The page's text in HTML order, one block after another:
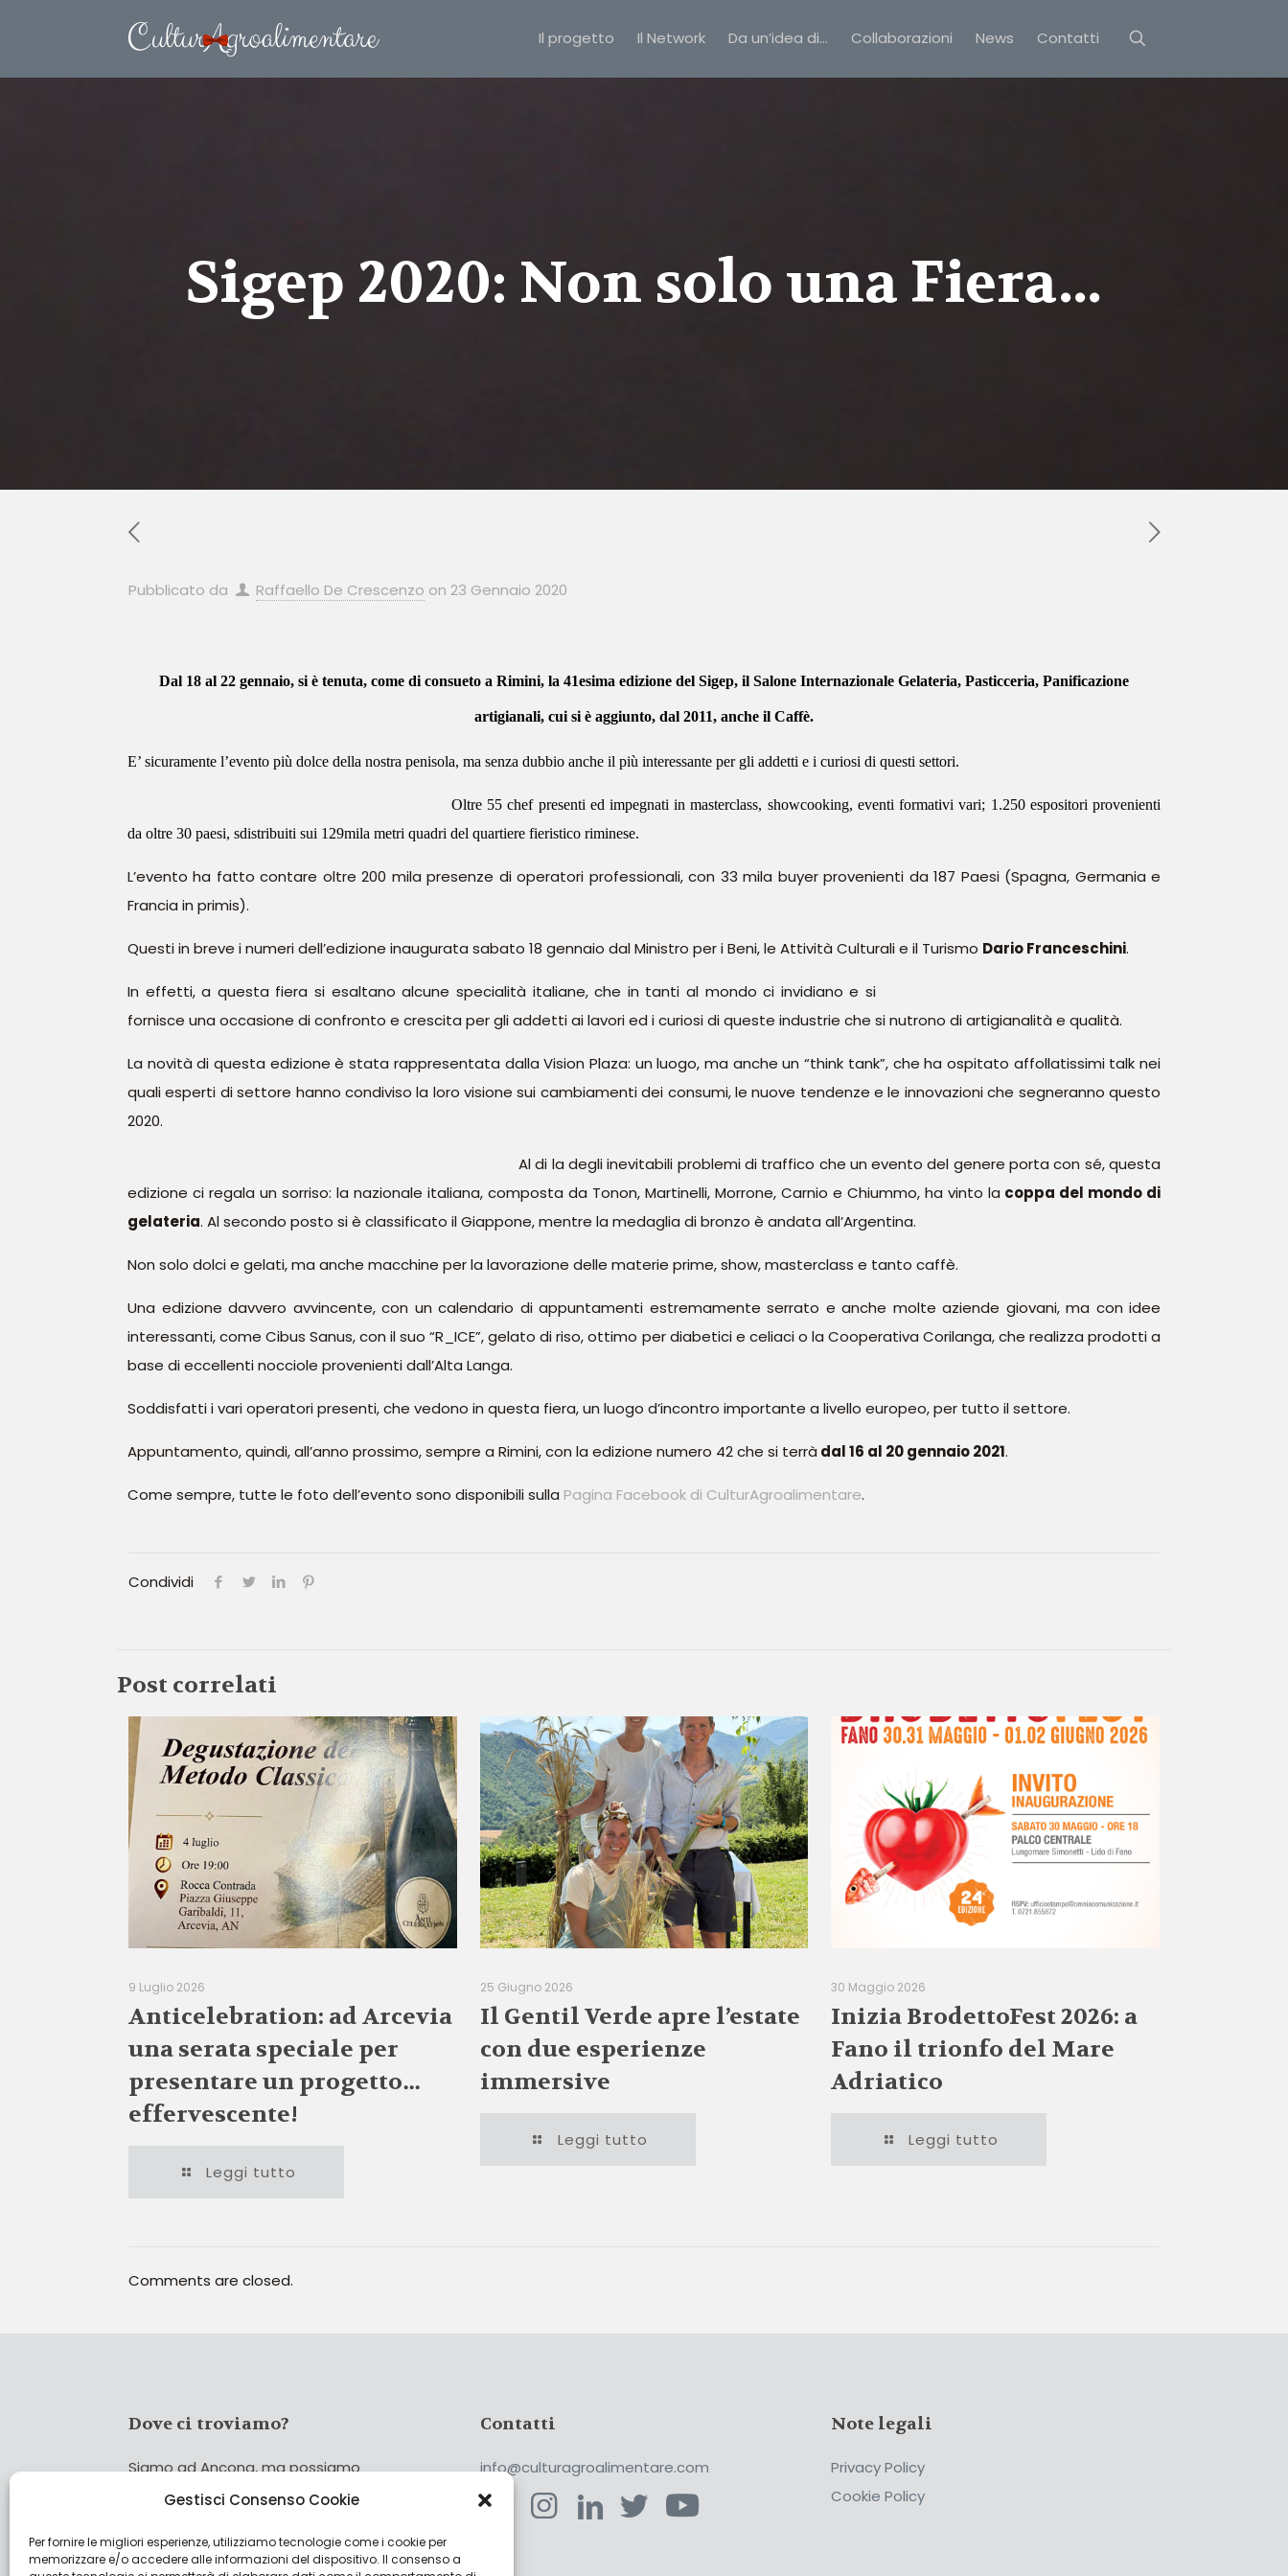
Gestisci Consenso Cookie
Per fornire le migliori esperienze, utilizziamo tecnologie come i cookie per
memorizzare e/o accedere alle informazioni del dispositivo. Il consenso a
Il progetto Il Network Da un’idea di… Collaborazioni News Contatti
Sigep 2020: Non solo una Fiera…
Pubblicato da Raffaello De Crescenzo on 23 Gennaio 2020
Dal 18 al 22 gennaio, si è tenuta, come di consueto a Rimini, la 41esima edizione del Sigep, il Salone Internazionale Gelateria, Pasticceria, Panificazione
artigianali, cui si è aggiunto, dal 2011, anche il Caffè.
E’ sicuramente l’evento più dolce della nostra penisola, ma senza dubbio anche il più interessante per gli addetti e i curiosi di questi settori.
Oltre 55 chef presenti ed impegnati in masterclass, showcooking, eventi formativi vari; 1.250 espositori provenienti
da oltre 30 paesi, sdistribuiti sui 129mila metri quadri del quartiere fieristico riminese.
L’evento ha fatto contare oltre 200 mila presenze di operatori professionali, con 33 mila buyer provenienti da 187 Paesi (Spagna, Germania e
Francia in primis).
Questi in breve i numeri dell’edizione inaugurata sabato 18 gennaio dal Ministro per i Beni, le Attività Culturali e il Turismo Dario Franceschini.
In effetti, a questa fiera si esaltano alcune specialità italiane, che in tanti al mondo ci invidiano e si
fornisce una occasione di confronto e crescita per gli addetti ai lavori ed i curiosi di queste industrie che si nutrono di artigianalità e qualità.
La novità di questa edizione è stata rappresentata dalla Vision Plaza: un luogo, ma anche un “think tank”, che ha ospitato affollatissimi talk nei
quali esperti di settore hanno condiviso la loro visione sui cambiamenti dei consumi, le nuove tendenze e le innovazioni che segneranno questo
2020.
Al di la degli inevitabili problemi di traffico che un evento del genere porta con sé, questa
edizione ci regala un sorriso: la nazionale italiana, composta da Tonon, Martinelli, Morrone, Carnio e Chiummo, ha vinto la coppa del mondo di
gelateria. Al secondo posto si è classificato il Giappone, mentre la medaglia di bronzo è andata all’Argentina.
Non solo dolci e gelati, ma anche macchine per la lavorazione delle materie prime, show, masterclass e tanto caffè.
Una edizione davvero avvincente, con un calendario di appuntamenti estremamente serrato e anche molte aziende giovani, ma con idee
interessanti, come Cibus Sanus, con il suo “R_ICE”, gelato di riso, ottimo per diabetici e celiaci o la Cooperativa Corilanga, che realizza prodotti a
base di eccellenti nocciole provenienti dall’Alta Langa.
Soddisfatti i vari operatori presenti, che vedono in questa fiera, un luogo d’incontro importante a livello europeo, per tutto il settore.
Appuntamento, quindi, all’anno prossimo, sempre a Rimini, con la edizione numero 42 che si terrà dal 16 al 20 gennaio 2021.
Come sempre, tutte le foto dell’evento sono disponibili sulla Pagina Facebook di CulturAgroalimentare.
Condividi
Post correlati
9 Luglio 2026
Anticelebration: ad Arcevia
una serata speciale per
presentare un progetto…
effervescente!
Leggi tutto
25 Giugno 2026
Il Gentil Verde apre l’estate
con due esperienze
immersive
Leggi tutto
30 Maggio 2026
Inizia BrodettoFest 2026: a
Fano il trionfo del Mare
Adriatico
Leggi tutto
Comments are closed.
Dove ci troviamo?
Siamo ad Ancona, ma possiamo
coprire tutta Italia!
Cerca
Cerca
Contatti
info@culturagroalimentare.com
Note legali
Privacy Policy
Cookie Policy